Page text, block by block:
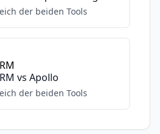
der beiden Tools
vs Apollo
der beiden Tools